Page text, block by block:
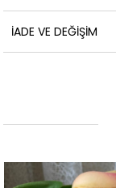
İADE VE DEĞIŞIM